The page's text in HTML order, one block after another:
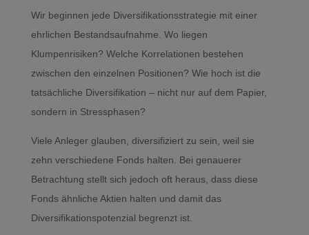
Wir beginnen jede Diversifikationsstrategie mit einer
ehrlichen Bestandsaufnahme. Wo liegen
Klumpenrisiken? Welche Korrelationen bestehen
zwischen den einzelnen Positionen? Wie hoch ist die
tatsächliche Diversifikation – nicht nur auf dem Papier,
sondern in Stressphasen?
Viele Anleger glauben, diversifiziert zu sein, weil sie
zehn verschiedene Fonds halten. Bei genauerer
Betrachtung stellt sich jedoch oft heraus, dass diese
Fonds ähnliche Aktien halten und damit das
Diversifikationspotenzial begrenzt ist.